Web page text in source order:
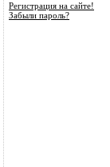
Регистрация на сайте!
Забыли пароль?